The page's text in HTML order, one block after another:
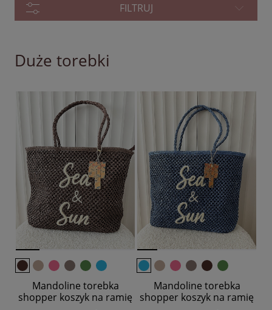
FILTRUJ
Duże torebki
Mandoline torebka
shopper koszyk na ramię
Mandoline torebka
shopper koszyk na ramię